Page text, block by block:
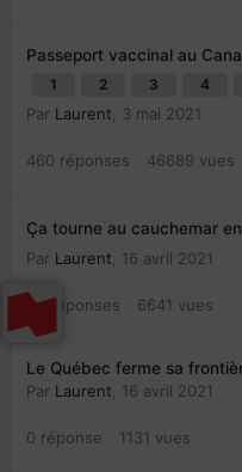
Passeport vaccinal au
1 2 3 4
Par Laurent 3 mai 2021
460 réponses 46689 vues
Ça tourne au cauchemar
Par Laurent 16 avril 2021
22 réponses 6641 vues
Le Québec ferme sa
Par Laurent 16 avril 2021
0 réponse 1131 vues